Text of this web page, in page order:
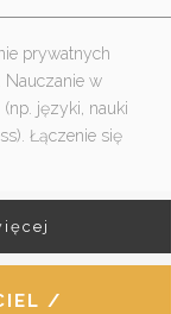
prywatnych
Nauczanie w
języki, nauki
Łączenie się
/